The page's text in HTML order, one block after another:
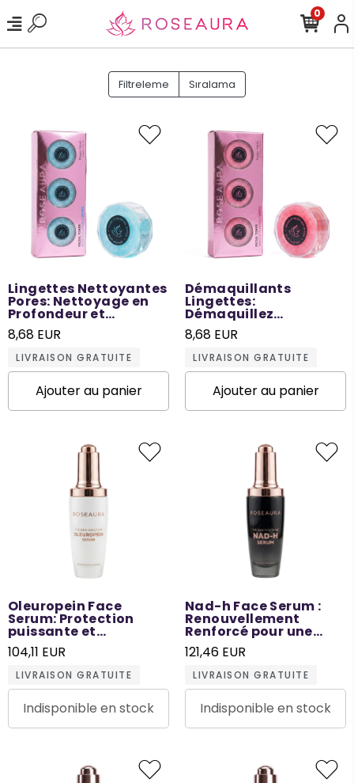
0
Filtreleme Sıralama
Lingettes Nettoyantes
Pores: Nettoyage en
Profondeur et
Affinement des Pores -
6 pièces
8,68 EUR
LIVRAISON GRATUITE
Ajouter au panier
Démaquillants
Lingettes:
Démaquillez
facilement le
maquillage et les
impuretés - 6 pièces
8,68 EUR
LIVRAISON GRATUITE
Ajouter au panier
Oleuropein Face
Serum: Protection
puissante et
hydratation pour une
peau plus lumineuse -
50 ML
104,11 EUR
LIVRAISON GRATUITE
Indisponible en stock
Nad-h Face Serum :
Renouvellement
Renforcé pour une
Peau Rayonnante - 50
ML
121,46 EUR
LIVRAISON GRATUITE
Indisponible en stock